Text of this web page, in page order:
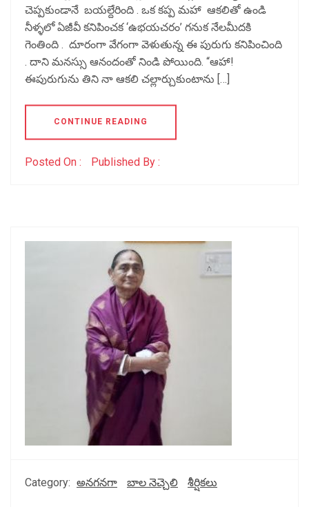
చెప్పకుండానే బయల్దేరింది . ఒక కప్ప మహా ఆకలితో ఉండి
నీళ్ళలో ఏజీవీ కనిపించక ‘ఉభయచరం’ గనుక నేలమీదకి
గెంతింది . దూరంగా వేగంగా వెళుతున్న ఈ పురుగు కనిపించింది
. దాని మనస్సు ఆనందంతో నిండి పోయింది. “ఆహా!
ఈపురుగును తిని నా ఆకలి చల్లార్చుకుంటాను […]
CONTINUE READING
Posted On : Published By :
Category: అనగనగా బాల నెచ్చెలి శీర్షికలు